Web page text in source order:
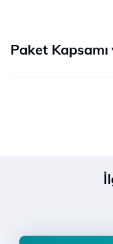
Paket